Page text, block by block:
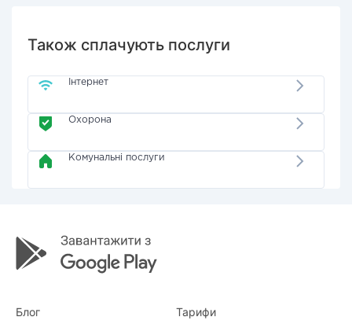
Також сплачують послуги
Інтернет
Охорона
Комунальні послуги
Блог Тарифи